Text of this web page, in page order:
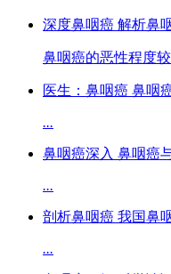
深度鼻咽癌 解析鼻
鼻咽癌的恶性程度
医生：鼻咽癌 鼻咽
...
鼻咽癌深入 鼻咽癌
...
剖析鼻咽癌 我国鼻
...